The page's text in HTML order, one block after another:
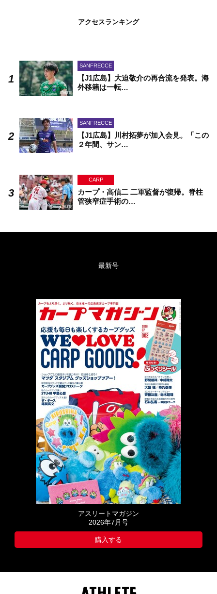
アクセスランキング
SANFRECCE
【J1広島】大迫敬介の再合流を発表。海
外移籍は一転…
SANFRECCE
【J1広島】川村拓夢が加入会見。「この
２年間、サン…
CARP
カープ・高信二 二軍監督が復帰。脊柱
管狭窄症手術の…
最新号
アスリートマガジン
2026年7月号
購入する